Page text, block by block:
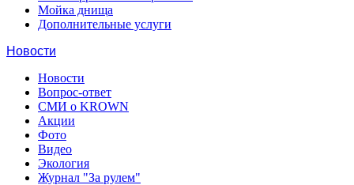
Мойка днища
Дополнительные услуги
Новости
Новости
Вопрос-ответ
СМИ о KROWN
Акции
Фото
Видео
Экология
Журнал "За рулем"